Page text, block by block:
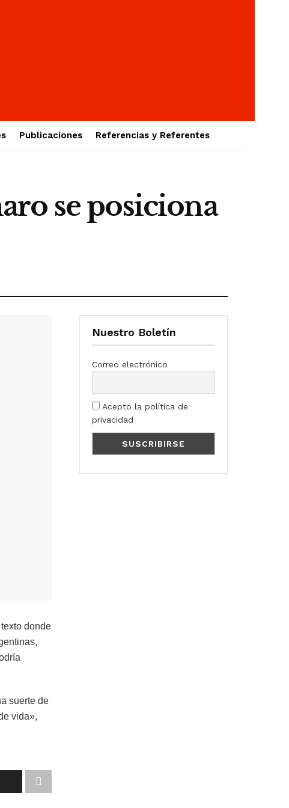
Publicaciones Referencias y Referentes
se posiciona
donde
suerte de
vida»,
Nuestro Boletín
Correo electrónico
Acepto la política de
privacidad